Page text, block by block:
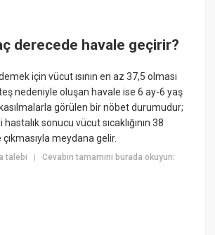
derecede havale geçirir?
için vücut ısının en az 37,5 olması
nedeniyle oluşan havale ise 6 ay-6 yaş
görülen bir nöbet durumudur;
sonucu vücut sıcaklığının 38
meydana gelir.
talebi |Cevabın tamamını burada okuyun: